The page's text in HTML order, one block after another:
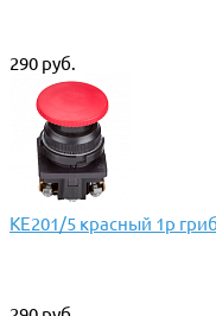
290 руб.
КЕ201/5 красный 1р